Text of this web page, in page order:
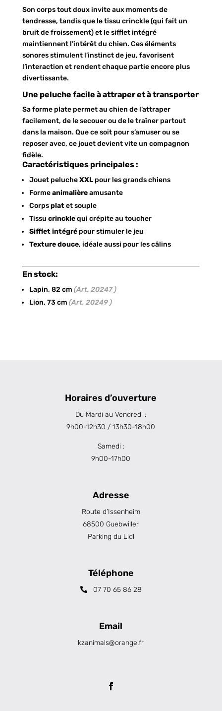
Son corps tout doux invite aux moments de
tendresse, tandis que le tissu crinckle (qui fait un
bruit de froissement) et le sifflet intégré
maintiennent l’intérêt du chien. Ces éléments
sonores stimulent l’instinct de jeu, favorisent
l’interaction et rendent chaque partie encore plus
divertissante.
Une peluche facile à attraper et à transporter
Sa forme plate permet au chien de l’attraper
facilement, de le secouer ou de le traîner partout
dans la maison. Que ce soit pour s’amuser ou se
reposer avec, ce jouet devient vite un compagnon
fidèle.
Caractéristiques principales :
Jouet pelucheXXLpour les grands chiens
Formeanimalièreamusante
Corpsplatet souple
Tissu crincklequi crépite au toucher
Sifflet intégrépour stimuler le jeu
Texture douce, idéale aussi pour les câlins
En stock:
Lapin, 82 cm (Art. 20247 )
Lion, 73 cm (Art. 20249 )
Horaires d’ouverture
Du Mardi au Vendredi :
9h00-12h30 / 13h30-18h00
Samedi :
9h00-17h00
Adresse
Route d’Issenheim
68500 Guebwiller
Parking du Lidl
Téléphone
07 70 65 86 28
Email
kzanimals@orange.fr